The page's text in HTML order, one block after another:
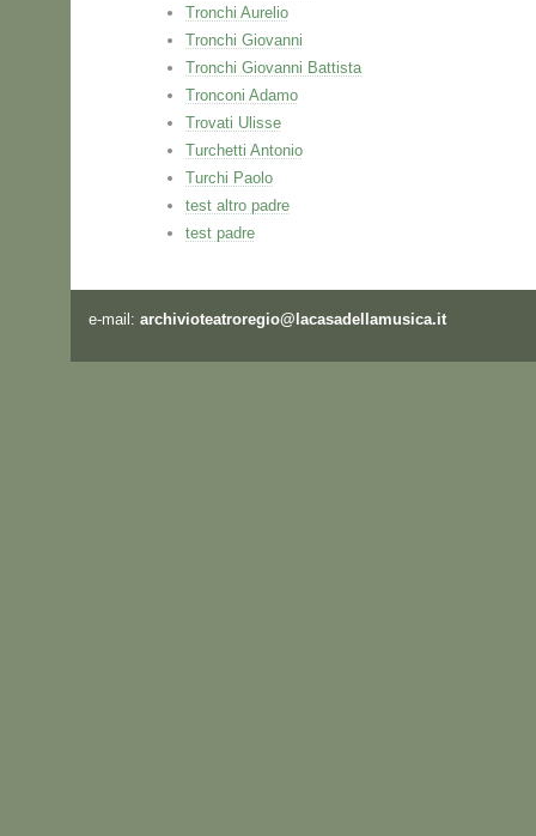
Tronchi Aurelio
Tronchi Giovanni
Tronchi Giovanni Battista
Tronconi Adamo
Trovati Ulisse
Turchetti Antonio
Turchi Paolo
test altro padre
test padre
e-mail: archivioteatroregio@lacasadellamusica.it